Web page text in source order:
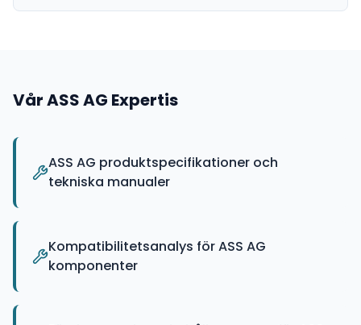
VårASS AG Expertis
ASS AG produktspecifikationer och
tekniska manualer
Kompatibilitetsanalys för ASS AG
komponenter